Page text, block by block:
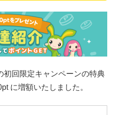
初回限定キャンペーンの特典
に増額いたしました。